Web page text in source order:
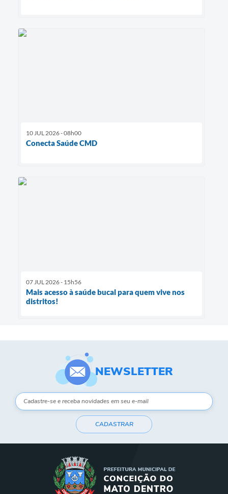
10 JUL 2026 - 08h00
Conecta Saúde CMD
07 JUL 2026 - 15h56
Mais acesso à saúde bucal para quem vive nos
distritos!
NEWSLETTER
CADASTRAR